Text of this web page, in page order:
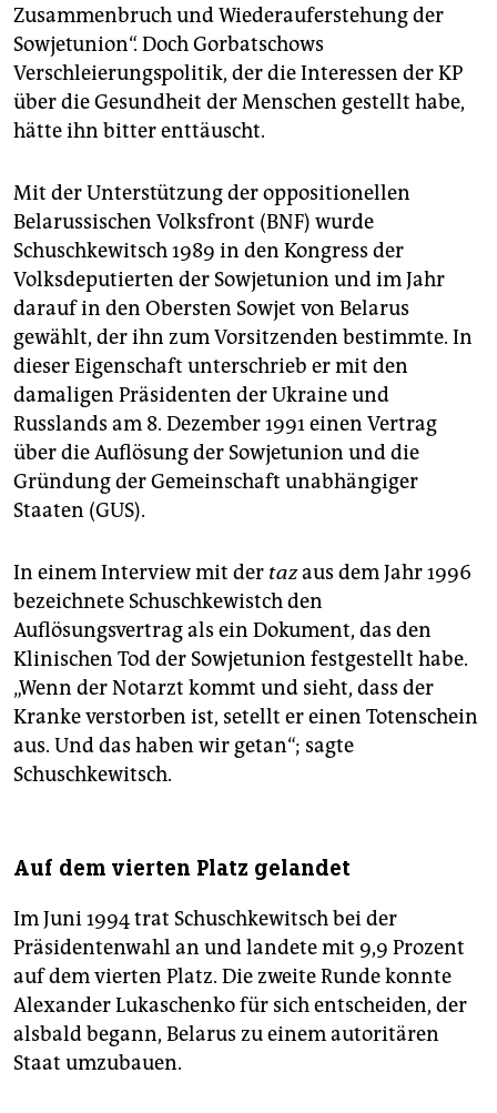
Zusammenbruch und Wiederauferstehung der
Sowjetunion“. Doch Gorbatschows
Verschleierungspolitik, der die Interessen der KP
über die Gesundheit der Menschen gestellt habe,
hätte ihn bitter enttäuscht.
Mit der Unterstützung der oppositionellen
Belarussischen Volksfront (BNF) wurde
Schuschkewitsch 1989 in den Kongress der
Volksdeputierten der Sowjetunion und im Jahr
darauf in den Obersten Sowjet von Belarus
gewählt, der ihn zum Vorsitzenden bestimmte. In
dieser Eigenschaft unterschrieb er mit den
damaligen Präsidenten der Ukraine und
Russlands am 8. Dezember 1991 einen Vertrag
über die Auflösung der Sowjetunion und die
Gründung der Gemeinschaft unabhängiger
Staaten (GUS).
In einem Interview mit der tazaus dem Jahr 1996
bezeichnete Schuschkewistch den
Auflösungsvertrag als ein Dokument, das den
Klinischen Tod der Sowjetunion festgestellt habe.
„Wenn der Notarzt kommt und sieht, dass der
Kranke verstorben ist, setellt er einen Totenschein
aus. Und das haben wir getan“; sagte
Schuschkewitsch.
Auf dem vierten Platz gelandet
Im Juni 1994 trat Schuschkewitsch bei der
Präsidentenwahl an und landete mit 9,9 Prozent
auf dem vierten Platz. Die zweite Runde konnte
Alexander Lukaschenko für sich entscheiden, der
alsbald begann, Belarus zu einem autoritären
Staat umzubauen.